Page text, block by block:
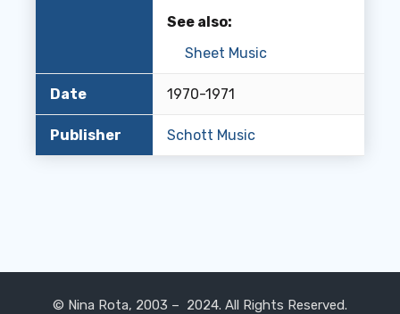
See also:
Sheet Music
Date 1970-1971
Publisher Schott Music
© Nina Rota, 2003 – 2024. All Rights Reserved.